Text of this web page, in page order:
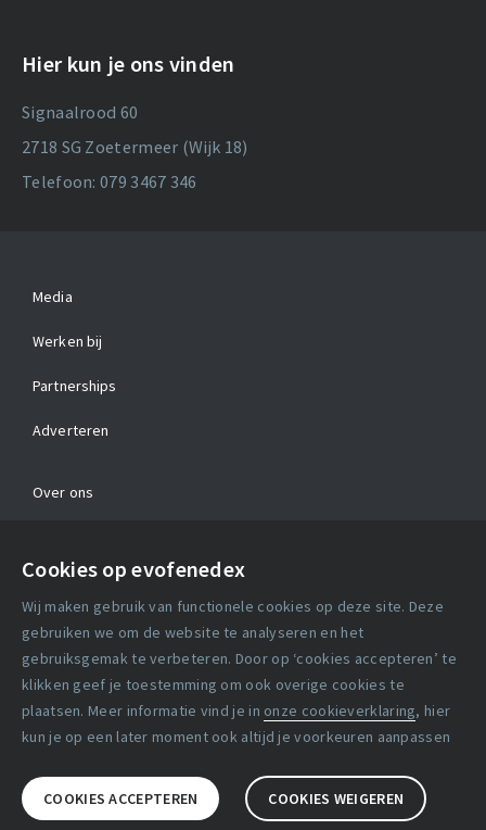
Cookies op evofenedex
Wij maken gebruik van functionele cookies op deze site. Deze
gebruiken we om de website te analyseren en het
gebruiksgemak te verbeteren. Door op ‘cookies accepteren’ te
klikken geef je toestemming om ook overige cookies te
plaatsen. Meer informatie vind je in onze cookieverklaring, hier
kun je op een later moment ook altijd je voorkeuren aanpassen
COOKIES ACCEPTEREN COOKIES WEIGEREN
Hier kun je ons vinden
Signaalrood 60
2718 SG Zoetermeer (Wijk 18)
Telefoon: 079 3467 346
Media
Werken bij
Partnerships
Adverteren
Over ons
Algemene voorwaarden
Cookie verklaring
Copyright statement
Lidmaatschapsvoorwaarden
Disclaimer
Privacy verklaring